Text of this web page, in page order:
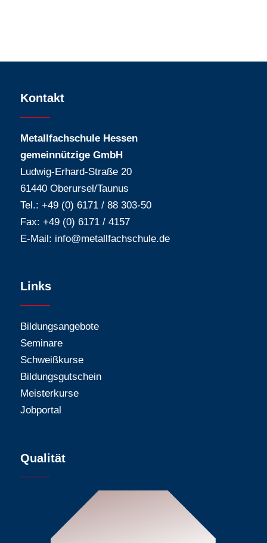
Kontakt
Metallfachschule Hessen
gemeinnützige GmbH
Ludwig-Erhard-Straße 20
61440 Oberursel/Taunus
Tel.: +49 (0) 6171 / 88 303-50
Fax: +49 (0) 6171 / 4157
E-Mail: info@metallfachschule.de
Links
Bildungsangebote
Seminare
Schweißkurse
Bildungsgutschein
Meisterkurse
Jobportal
Qualität